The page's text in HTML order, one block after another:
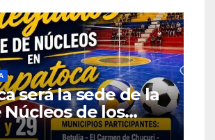
será la sede de la
Núcleos de los